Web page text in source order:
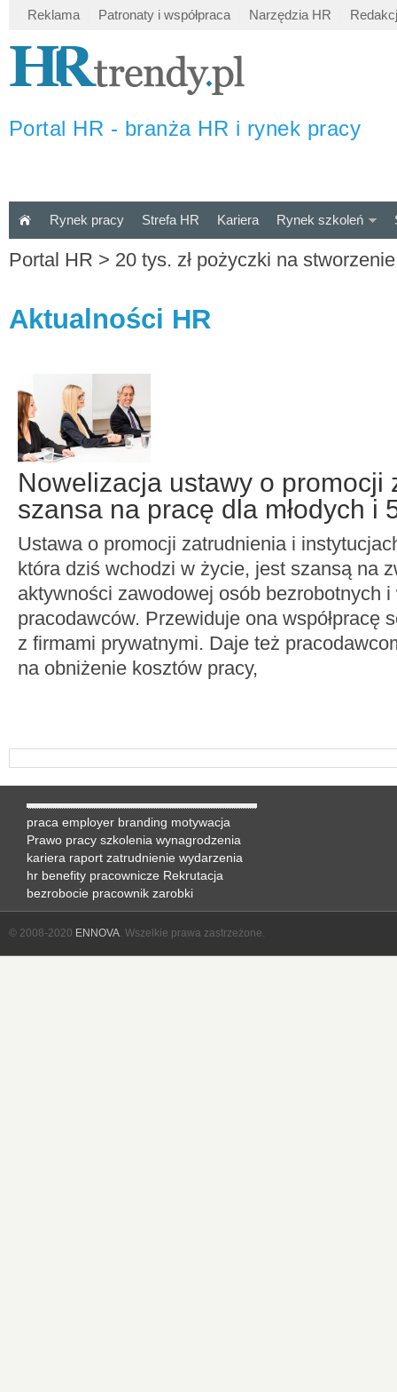
Reklama Patronaty i współpraca Narzędzia HR
Portal HR - branża HR i rynek pracy
Rynek pracy Strefa HR Kariera Rynek szkoleń
Portal HR > 20 tys. zł pożyczki na
Aktualności HR
Nowelizacja ustawy o promocji
szansa na pracę dla młodych i
Ustawa o promocji zatrudnienia i
która dziś wchodzi w życie, jest szansą na
aktywności zawodowej osób bezrobotnych i
pracodawców. Przewiduje ona współpracę
z firmami prywatnymi. Daje też
na obniżenie kosztów pracy,
praca employer branding motywacja
Prawo pracy szkolenia wynagrodzenia
kariera raport zatrudnienie wydarzenia
hr benefity pracownicze Rekrutacja
bezrobocie pracownik zarobki
© 2008-2020 ENNOVA. Wszelkie prawa zastrzeżone.